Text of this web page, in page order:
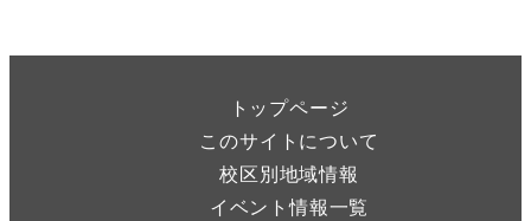
トップページ
このサイトについて
校区別地域情報
イベント情報一覧